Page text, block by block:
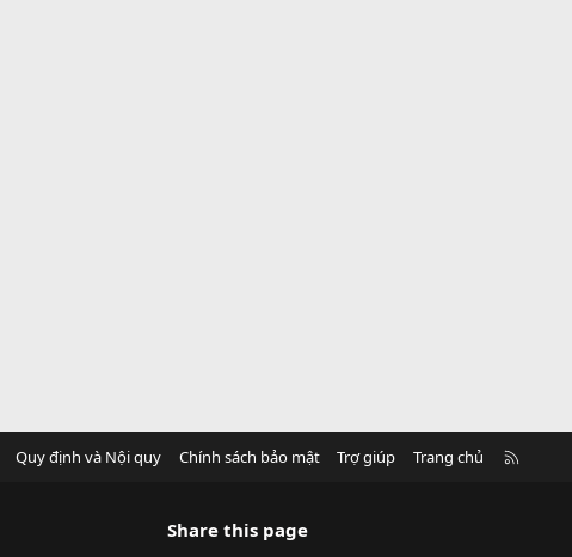
Quy định và Nội quy Chính sách bảo mật Trợ giúp Trang chủ
Share this page